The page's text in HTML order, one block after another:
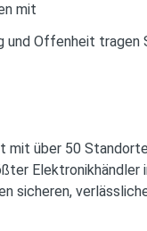
mit
und Offenheit tragen
mit über 50
Elektronikhändler
sicheren,